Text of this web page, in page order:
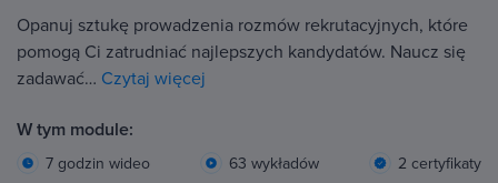
Opanuj sztukę prowadzenia rozmów rekrutacyjnych, które
pomogą Ci zatrudniać najlepszych kandydatów. Naucz się
zadawać… Czytaj więcej
W tym module:
7 godzin wideo 63 wykładów 2 certyfikaty